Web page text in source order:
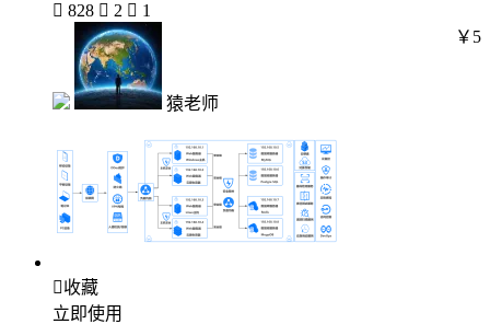
 828  2  1
猿老师
￥5
收藏
立即使用